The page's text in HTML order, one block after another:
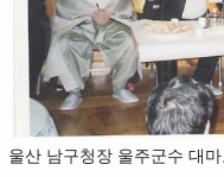
울산 남구청장 울주군수 대